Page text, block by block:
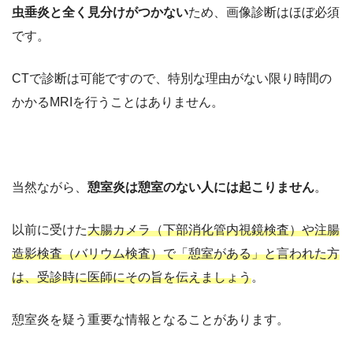
虫垂炎と全く見分けがつかないため、画像診断はほぼ必須
です。
CTで診断は可能ですので、特別な理由がない限り時間の
かかるMRIを行うことはありません。
当然ながら、 憩室炎は憩室のない人には起こりません。
以前に受けた大腸カメラ（下部消化管内視鏡検査）や注腸
造影検査（バリウム検査）で「憩室がある」と言われた方
は、受診時に医師にその旨を伝えましょう。
憩室炎を疑う重要な情報となることがあります。